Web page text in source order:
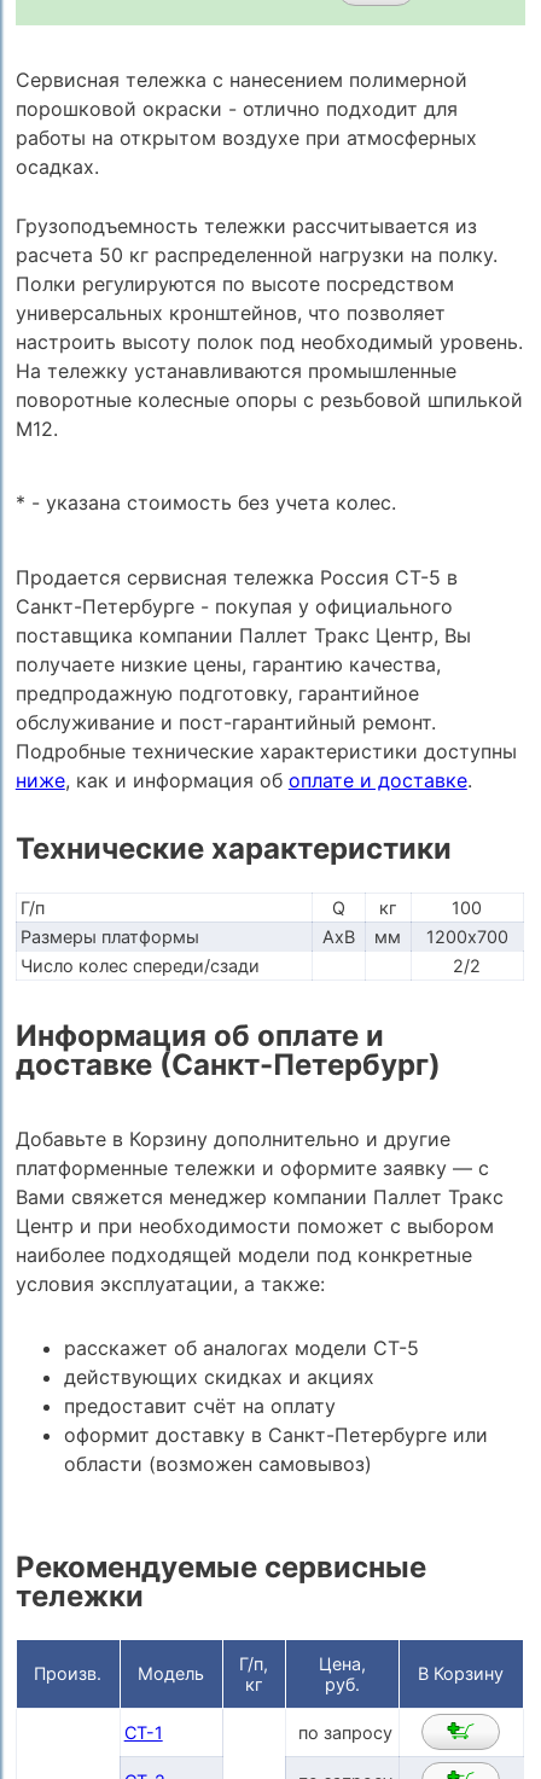
Сервисная тележка с нанесением полимерной
порошковой окраски - отлично подходит для
работы на открытом воздухе при атмосферных
осадках.
Грузоподъемность тележки рассчитывается из
расчета 50 кг распределенной нагрузки на полку.
Полки регулируются по высоте посредством
универсальных кронштейнов, что позволяет
настроить высоту полок под необходимый уровень.
На тележку устанавливаются промышленные
поворотные колесные опоры с резьбовой шпилькой
М12.
* - указана стоимость без учета колес.
Продается сервисная тележка Россия СТ-5 в
Санкт-Петербурге - покупая у официального
поставщика компании Паллет Тракс Центр, Вы
получаете низкие цены, гарантию качества,
предпродажную подготовку, гарантийное
обслуживание и пост-гарантийный ремонт.
Подробные технические характеристики доступны
ниже, как и информация об оплате и доставке.
Технические характеристики
Г/п Q кг
100
Размеры платформы
AxB мм
1200х700
Число колес спереди/сзади
2/2
Информация об оплате и
доставке (Санкт-Петербург)
Добавьте в Корзину дополнительно и другие
платформенные тележки и оформите заявку — с
Вами свяжется менеджер компании Паллет Тракс
Центр и при необходимости поможет с выбором
наиболее подходящей модели под конкретные
условия эксплуатации, а также:
расскажет об аналогах модели СТ-5
действующих скидках и акциях
предоставит счёт на оплату
оформит доставку в Санкт-Петербурге или
области (возможен самовывоз)
Рекомендуемые сервисные
тележки
Произв. Модель
Г/п,
кг
Цена,
руб.
В Корзину
СТ-1 по запросу